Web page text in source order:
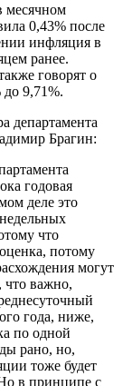
месячном
0,43% после
инфляция в
ранее.
говорят о
9,71%.
департамента
Брагин:
годовая
деле это
что
потому
могут
что важно,
года, ниже,
по одной
рано, но,
тоже будет
в принципе с